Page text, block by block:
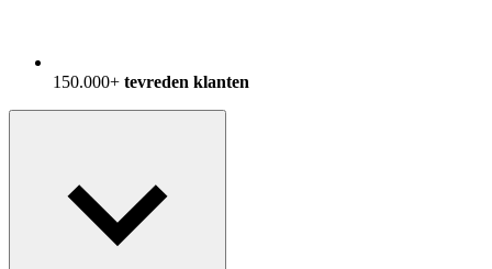
150.000+ tevreden klanten